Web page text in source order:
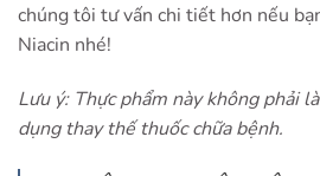
chúng tôi tư vấn chi tiết hơn nếu
Niacin nhé!
Lưu ý: Thực phẩm này không phải
dụng thay thế thuốc chữa bệnh.